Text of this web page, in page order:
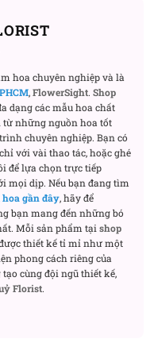
qua từng chi tiết
dịp đặc biệt
lời chúc mừng sinh
quan trọng. Sản
và hoa tinh tế,
và trọn vẹn, khiến
và được quan tâm.
vợ hoặc bạn gái
hòa của hoa và trái
hiện đại tạo ra
ngọt ngào, ghi dấu
hoa chuyên nghiệp và là
,FlowerSight. Shop
dạng các mẫu hoa chất
từ những nguồn hoa tốt
chuyên nghiệp. Bạn có
chỉ với vài thao tác, hoặc ghé
để lựa chọn trực tiếp
mọi dịp. Nếu bạn đang tìm
hoa gần đây, hãy để
bạn mang đến những bó
Mỗi sản phẩm tạishop
thiết kế tỉ mỉ như một
phong cách riêng của
tạo cùng đội ngũ thiết kế,
Florist.